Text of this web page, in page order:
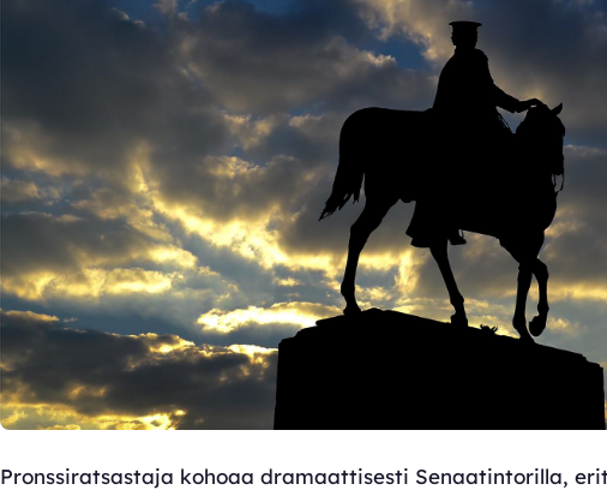
Pronssiratsastaja kohoaa dramaattisesti Senaatintorilla,